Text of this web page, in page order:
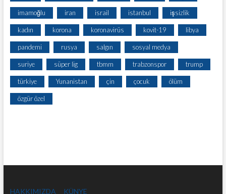
imamoğlu iran israil istanbul işsizlik
kadın korona koronavirüs kovit-19 libya
pandemi rusya salgın sosyal medya
suriye süper lig tbmm trabzonspor trump
türkiye Yunanistan çin çocuk ölüm
özgür özel
HAKKIMIZDA KÜNYE